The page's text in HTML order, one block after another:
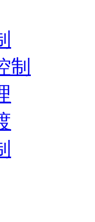
制